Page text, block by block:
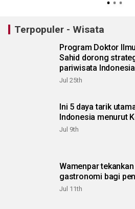
Terpopuler - Wisata
Program Doktor
Sahid dorong
pariwisata Indonesia
Jul 25th
Ini 5 daya tarik
Indonesia menurut
Jul 9th
Wamenpar
gastronomi bagi
Jul 11th